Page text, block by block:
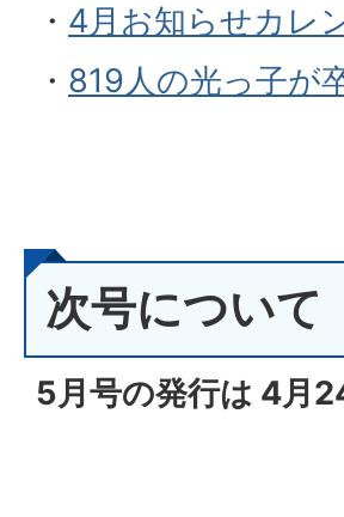
・ 4月お知らせカレ
・ 819人の光っ子が
次号について
5月号の発行は 4月